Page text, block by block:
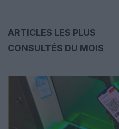
ARTICLES LES PLUS
CONSULTÉS DU MOIS